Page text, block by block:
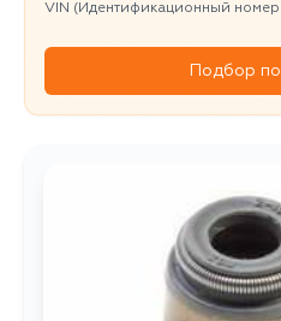
VIN (Идентификационный номер
Подбор